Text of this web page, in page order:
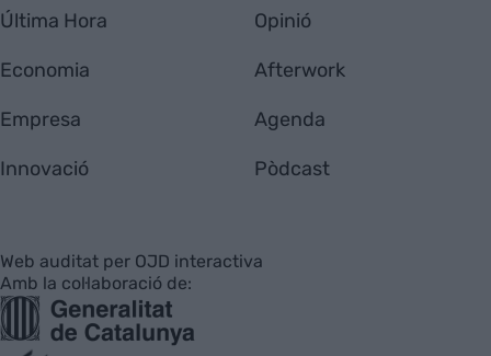
Última Hora
Economia
Empresa
Innovació
Opinió
Afterwork
Agenda
Pòdcast
Web auditat per OJD interactiva
Amb la col·laboració de: